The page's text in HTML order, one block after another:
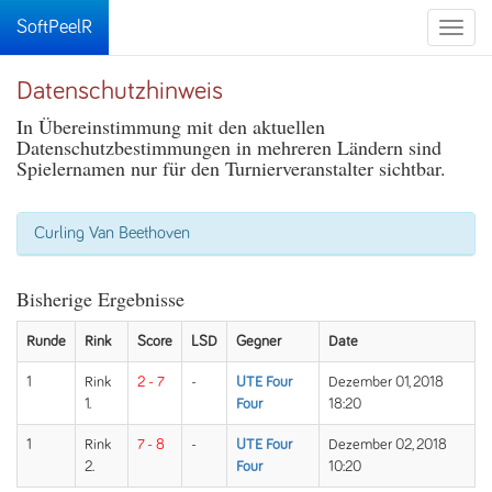
Toggle
SoftPeelR
Datenschutzhinweis
In Übereinstimmung mit den aktuellen
Datenschutzbestimmungen in mehreren Ländern sind
Spielernamen nur für den Turnierveranstalter sichtbar.
Curling Van Beethoven
Bisherige Ergebnisse
Runde Rink Score LSD Gegner Date
1
Rink
1.
2 - 7 -
UTE Four
Four
Dezember 01, 2018
18:20
1
Rink
2.
7 - 8 -
UTE Four
Four
Dezember 02, 2018
10:20